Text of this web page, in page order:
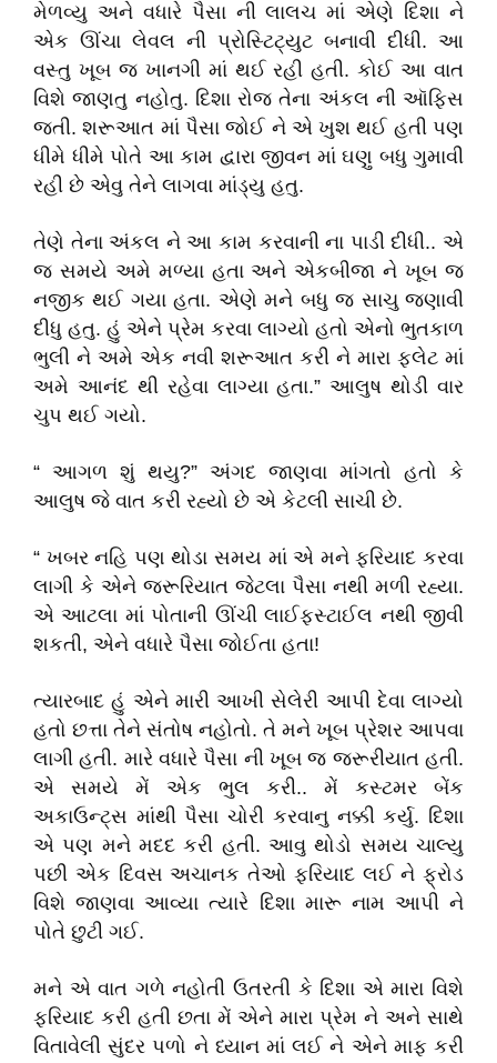
મેળવ્યુ અને વધારે પૈસા ની લાલચ માં એણે દિશા ને
એક ઊંચા લેવલ ની પ્રોસ્ટિટ્યુટ બનાવી દીધી. આ
વસ્તુ ખૂબ જ ખાનગી માં થઈ રહી હતી. કોઈ આ વાત
વિશે જાણતુ નહોતુ. દિશા રોજ તેના અંકલ ની ઑફિસ
જતી. શરૂઆત માં પૈસા જોઈ ને એ ખુશ થઈ હતી પણ
ધીમે ધીમે પોતે આ કામ દ્વારા જીવન માં ઘણુ બધુ ગુમાવી
રહી છે એવુ તેને લાગવા માંડ્યુ હતુ.
તેણે તેના અંકલ ને આ કામ કરવાની ના પાડી દીધી.. એ
જ સમયે અમે મળ્યા હતા અને એકબીજા ને ખૂબ જ
નજીક થઈ ગયા હતા. એણે મને બધુ જ સાચુ જણાવી
દીધુ હતુ. હું એને પ્રેમ કરવા લાગ્યો હતો એનો ભુતકાળ
ભુલી ને અમે એક નવી શરૂઆત કરી ને મારા ફ્લેટ માં
અમે આનંદ થી રહેવા લાગ્યા હતા.” આલુષ થોડી વાર
ચુપ થઈ ગયો.
“ આગળ શું થયુ?” અંગદ જાણવા માંગતો હતો કે
આલુષ જે વાત કરી રહ્યો છે એ કેટલી સાચી છે.
“ ખબર નહિ પણ થોડા સમય માં એ મને ફરિયાદ કરવા
લાગી કે એને જરૂરિયાત જેટલા પૈસા નથી મળી રહ્યા.
એ આટલા માં પોતાની ઊંચી લાઈફસ્ટાઈલ નથી જીવી
શકતી, એને વધારે પૈસા જોઈતા હતા!
ત્યારબાદ હું એને મારી આખી સેલેરી આપી દેવા લાગ્યો
હતો છત્તા તેને સંતોષ નહોતો. તે મને ખૂબ પ્રેશર આપવા
લાગી હતી. મારે વધારે પૈસા ની ખૂબ જ જરૂરીયાત હતી.
એ સમયે મેં એક ભુલ કરી.. મેં કસ્ટમર બેંક
અકાઉન્ટ્સ માંથી પૈસા ચોરી કરવાનુ નક્કી કર્યુ. દિશા
એ પણ મને મદદ કરી હતી. આવુ થોડો સમય ચાલ્યુ
પછી એક દિવસ અચાનક તેઓ ફરિયાદ લઈ ને ફ્રોડ
વિશે જાણવા આવ્યા ત્યારે દિશા મારૂ નામ આપી ને
પોતે છુટી ગઈ.
મને એ વાત ગળે નહોતી ઉતરતી કે દિશા એ મારા વિશે
ફરિયાદ કરી હતી છતા મેં એને મારા પ્રેમ ને અને સાથે
વિતાવેલી સુંદર પળો ને ધ્યાન માં લઈ ને એને માફ કરી